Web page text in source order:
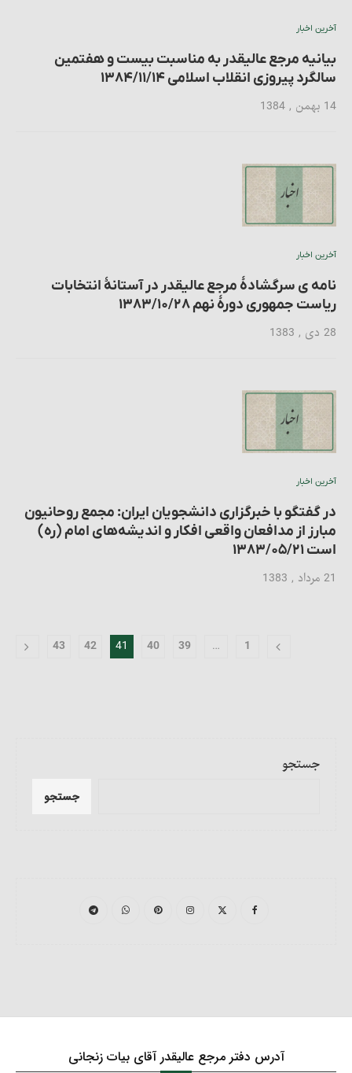
آخرین اخبار
بیانیه مرجع عالیقدر به مناسبت بیست و هفتمین
سالگرد پیروزی انقلاب اسلامی ۱۳۸۴/۱۱/۱۴
14 بهمن , 1384
آخرین اخبار
نامه ی سرگشادۀ مرجع عالیقدر در آستانۀ انتخابات
ریاست جمهوری دورۀ نهم ۱۳۸۳/۱۰/۲۸
28 دی , 1383
آخرین اخبار
در گفتگو با خبرگزاری دانشجویان ایران: مجمع روحانیون
مبارز از مدافعان واقعی افکار و اندیشه‌های امام (ره)
است ۱۳۸۳/۰۵/۲۱
21 مرداد , 1383
1
…
39
40
41
42
43
جستجو
جستجو
آدرس دفتر مرجع عالیقدر آقای بیات زنجانی